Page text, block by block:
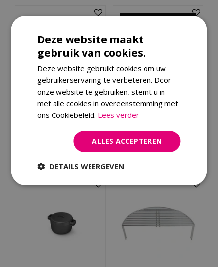
The Bastard Fry Pan
Cast Iron M Ø 24 cm
99
Outdoor kitchen cover
M Anthracite
€ 59,
Bestellen
Deze website maakt
gebruik van cookies.
Deze website gebruikt cookies om uw
gebruikerservaring te verbeteren. Door
onze website te gebruiken, stemt u in
met alle cookies in overeenstemming met
ons Cookiebeleid. Lees verder
ALLES ACCEPTEREN
DETAILS WEERGEVEN